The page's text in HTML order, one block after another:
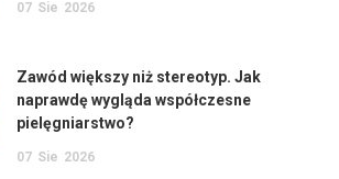
07 Sie 2026
Zawód większy niż stereotyp. Jak
naprawdę wygląda współczesne
pielęgniarstwo?
07 Sie 2026